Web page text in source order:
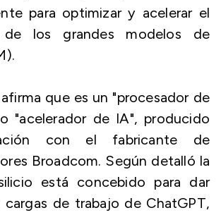
para optimizar y acelerar el
de los grandes modelos de
que es un "procesador de
"acelerador de IA", producido
con el fabricante de
Broadcom. Según detalló la
está concebido para dar
de trabajo de ChatGPT,